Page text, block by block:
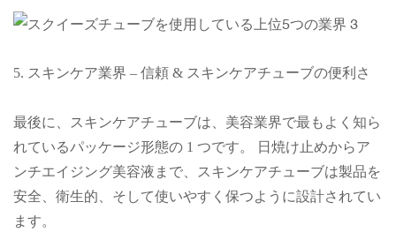
5. スキンケア業界 – 信頼 & スキンケアチューブの便利さ
最後に、スキンケアチューブは、美容業界で最もよく知ら
れているパッケージ形態の 1 つです。 日焼け止めからア
ンチエイジング美容液まで、スキンケアチューブは製品を
安全、衛生的、そして使いやすく保つように設計されてい
ます。